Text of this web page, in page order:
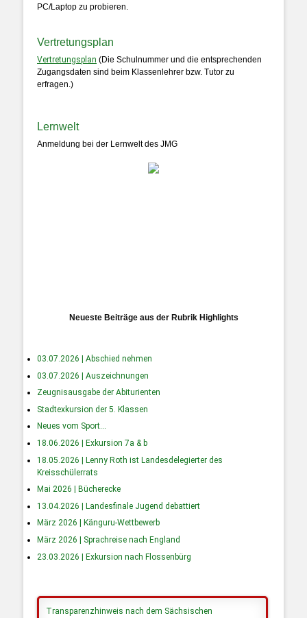
PC/Laptop zu probieren.
Vertretungsplan
Vertretungsplan (Die Schulnummer und die entsprechenden
Zugangsdaten sind beim Klassenlehrer bzw. Tutor zu
erfragen.)
Lernwelt
Anmeldung bei der Lernwelt des JMG
Neueste Beiträge aus der Rubrik Highlights
03.07.2026 | Abschied nehmen
03.07.2026 | Auszeichnungen
Zeugnisausgabe der Abiturienten
Stadtexkursion der 5. Klassen
Neues vom Sport…
18.06.2026 | Exkursion 7a & b
18.05.2026 | Lenny Roth ist Landesdelegierter des
Kreisschülerrats
Mai 2026 | Bücherecke
13.04.2026 | Landesfinale Jugend debattiert
März 2026 | Känguru-Wettbewerb
März 2026 | Sprachreise nach England
23.03.2026 | Exkursion nach Flossenbürg
Transparenzhinweis nach dem Sächsischen